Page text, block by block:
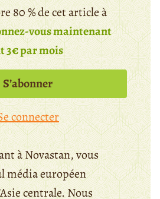
80 % de cet article à
vous maintenant
3€ par mois
S’abonner
connecter
à Novastan, vous
média européen
centrale. Nous